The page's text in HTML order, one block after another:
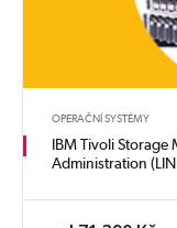
OPERAČNÍ SYSTÉMY
IBM Tivoli
Administration